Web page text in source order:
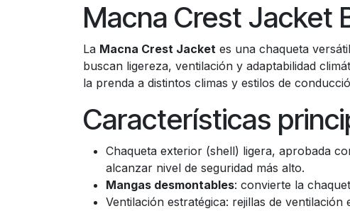
Macna Crest Jacket
La Macna Crest Jacket es una chaqueta
buscan ligereza, ventilación y adaptabilidad
la prenda a distintos climas y estilos de
Características
Chaqueta exterior (shell) ligera, aprobada
alcanzar nivel de seguridad más alto.
Mangas desmontables: convierte la
Ventilación estratégica: rejillas de